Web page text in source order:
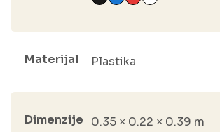
Materijal Plastika
Dimenzije 0.35 × 0.22 × 0.39 m